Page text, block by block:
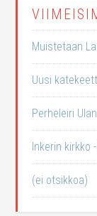
Muistetaan
Uusi
Perheleiri
Inkerin kirkko
(ei otsikkoa)